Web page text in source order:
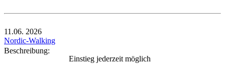
11.06. 2026
Nordic-Walking
Beschreibung:
Einstieg jederzeit möglich